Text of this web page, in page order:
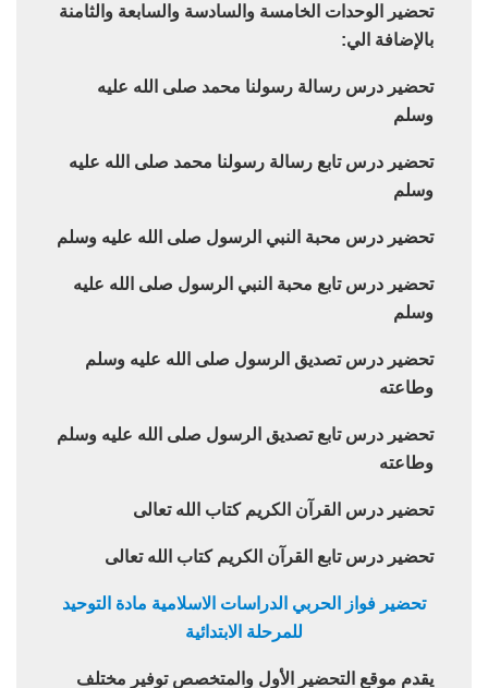
تحضير الوحدات الخامسة والسادسة والسابعة والثامنة
بالإضافة الي:
تحضير درس رسالة رسولنا محمد صلى الله عليه
وسلم
تحضير درس تابع رسالة رسولنا محمد صلى الله عليه
وسلم
تحضير درس محبة النبي الرسول صلى الله عليه وسلم
تحضير درس تابع محبة النبي الرسول صلى الله عليه
وسلم
تحضير درس تصديق الرسول صلى الله عليه وسلم
وطاعته
تحضير درس تابع تصديق الرسول صلى الله عليه وسلم
وطاعته
تحضير درس القرآن الكريم كتاب الله تعالى
تحضير درس تابع القرآن الكريم كتاب الله تعالى
تحضير فواز الحربي الدراسات الاسلامية مادة التوحيد
للمرحلة الابتدائية
يقدم موقع التحضير الأول والمتخصص توفير مختلف